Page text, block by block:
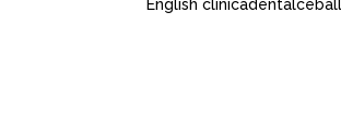
English